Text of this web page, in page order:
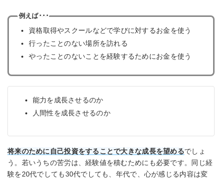
例えば･･･
資格取得やスクールなどで学びに対するお金を使う
行ったことのない場所を訪れる
やったことのないことを経験するためにお金を使う
能力を成長させるのか
人間性を成長させるのか
将来のために自己投資をすることで大きな成長を望めるでしょ
う。若いうちの苦労は、経験値を積むためにも必要です。同じ経
験を20代でしても30代でしても、年代で、心が感じる内容は変